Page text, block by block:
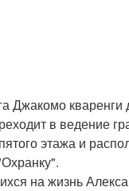
Джакомо кваренги
в ведение
этажа и
на жизнь